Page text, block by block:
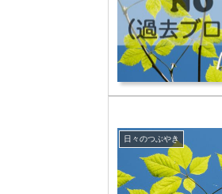
日々のつぶやき